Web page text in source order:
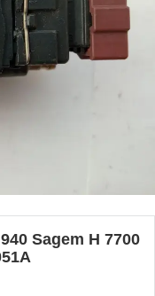
Sagem H 7700